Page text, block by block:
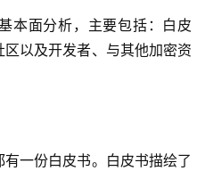
本面分析，主要包括：白皮
以及开发者、与其他加密资
一份白皮书。白皮书描绘了